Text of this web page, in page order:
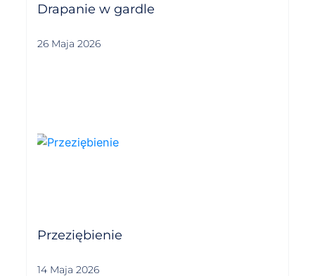
Drapanie w gardle
26 Maja 2026
Przeziębienie
14 Maja 2026